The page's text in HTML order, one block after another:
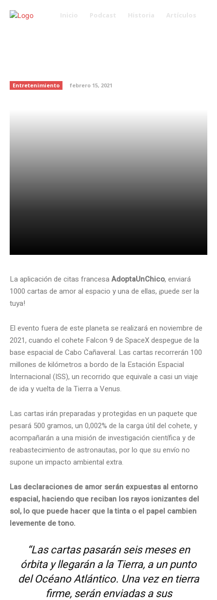
Inicio Podcast Historia Artículos
Entretenimiento febrero 15, 2021
La aplicación de citas francesaAdoptaUnChico, enviará
1000 cartas de amor al espacio y una de ellas, ¡puede ser la
tuya!
El evento fuera de este planeta se realizará en noviembre de
2021, cuando el cohete Falcon 9 de SpaceX despegue de la
base espacial de Cabo Cañaveral. Las cartas recorrerán 100
millones de kilómetros a bordo de la Estación Espacial
Internacional (ISS), un recorrido que equivale a casi un viaje
de ida y vuelta de la Tierra a Venus.
Las cartas irán preparadas y protegidas en un paquete que
pesará 500 gramos, un 0,002% de la carga útil del cohete, y
acompañarán a una misión de investigación científica y de
reabastecimiento de astronautas, por lo que su envío no
supone un impacto ambiental extra.
Las declaraciones de amor serán expuestas al entorno
espacial, haciendo que reciban los rayos ionizantes del
sol, lo que puede hacer que la tinta o el papel cambien
levemente de tono.
“Las cartas pasarán seis meses en
órbita y llegarán a la Tierra, a un punto
del Océano Atlántico. Una vez en tierra
firme, serán enviadas a sus